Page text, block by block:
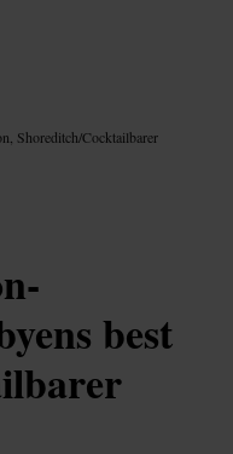
Shoreditch/Cocktailbarer
best